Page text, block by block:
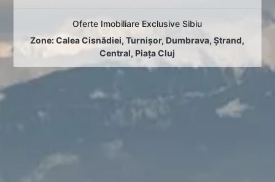
Oferte Imobiliare Exclusive Sibiu
Zone:Calea Cisnădiei,Turnișor, Dumbrava,Ștrand,
Central, Piața Cluj